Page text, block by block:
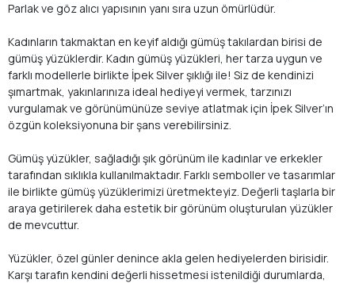
Parlak ve göz alıcı yapısının yanı sıra uzun ömürlüdür.
Kadınların takmaktan en keyif aldığı gümüş takılardan birisi de
gümüş yüzüklerdir. Kadın gümüş yüzükleri, her tarza uygun ve
farklı modellerle birlikte İpek Silver şıklığı ile! Siz de kendinizi
şımartmak, yakınlarınıza ideal hediyeyi vermek, tarzınızı
vurgulamak ve görünümünüze seviye atlatmak için İpek Silver’ın
özgün koleksiyonuna bir şans verebilirsiniz.
Gümüş yüzükler, sağladığı şık görünüm ile kadınlar ve erkekler
tarafından sıklıkla kullanılmaktadır. Farklı semboller ve tasarımlar
ile birlikte gümüş yüzüklerimizi üretmekteyiz. Değerli taşlarla bir
araya getirilerek daha estetik bir görünüm oluşturulan yüzükler
de mevcuttur.
Yüzükler, özel günler denince akla gelen hediyelerden birisidir.
Karşı tarafın kendini değerli hissetmesi istenildiği durumlarda,